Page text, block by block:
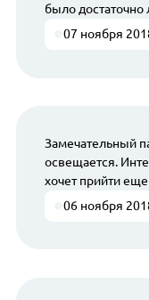
было достаточно
07 ноября
Замечательный
освещается.
хочет прийти еще
06 ноября